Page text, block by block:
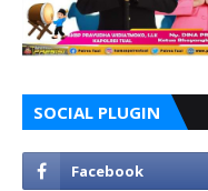
SOCIAL PLUGIN